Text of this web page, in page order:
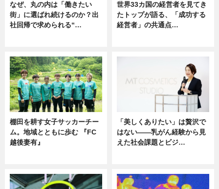
なぜ、丸の内は「働きたい
街」に選ばれ続けるのか？出
社回帰で求められる“…
世界33カ国の経営者を見てき
たトップが語る、「成功する
経営者」の共通点…
棚田を耕す女子サッカーチー
ム。地域とともに歩む 『FC
越後妻有』
「美しくありたい」は贅沢で
はない――乳がん経験から見
えた社会課題とビジ…